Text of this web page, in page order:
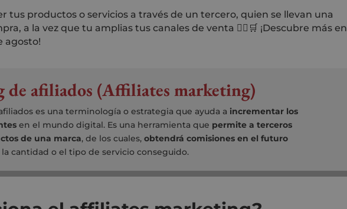
tus productos o servicios a través de un tercero, quien se llevan una
a la vez que tu amplias tus canales de venta 🙋‍♀️🛒 ¡Descubre más en
agosto!
de afiliados (Affiliates marketing)
es una terminología o estrategia que ayuda a incrementar los
en el mundo digital. Es una herramienta que permite a terceros
de una marca, de los cuales,obtendrá comisiones en el futuro
cantidad o el tipo de servicio conseguido.